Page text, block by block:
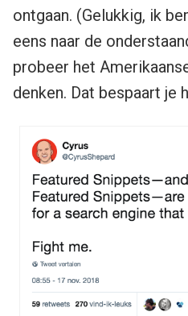
ontgaan. (Gelukkig, ik
eens naar de
probeer het
denken. Dat bespaart je